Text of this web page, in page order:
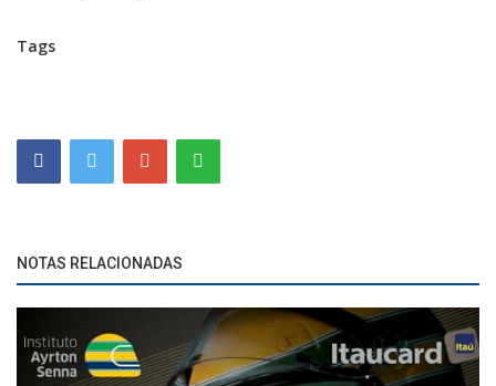
Tags
NOTAS RELACIONADAS